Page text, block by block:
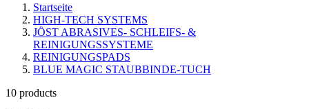
Startseite
HIGH-TECH SYSTEMS
JÖST ABRASIVES- SCHLEIFS- &
REINIGUNGSSYSTEME
REINIGUNGSPADS
BLUE MAGIC STAUBBINDE-TUCH
10 products